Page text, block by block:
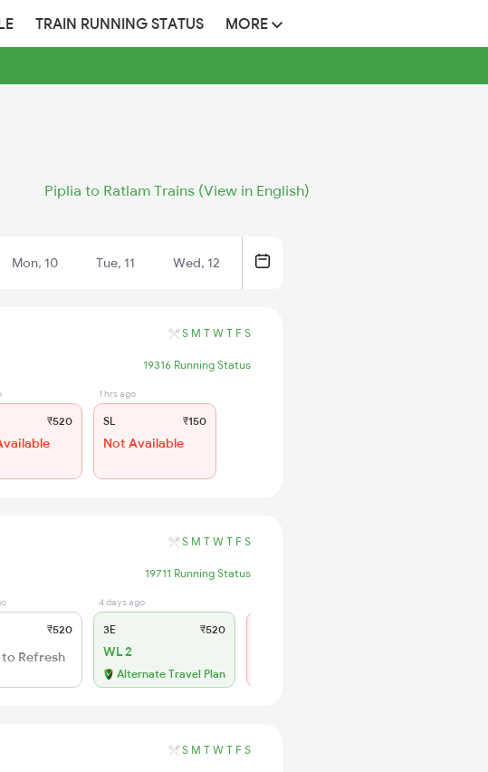
TRAIN RUNNING STATUS MORE
Piplia to Ratlam Trains (View in English)
Mon, 10 Tue, 11 Wed, 12
S M T W T F S
19316 Running Status
₹520
1 hrs ago
SL ₹150
Not Available
S M T W T F S
19711 Running Status
₹520
Refresh
4 days ago
3E ₹520
WL 2
Alternate Travel Plan
S M T W T F S